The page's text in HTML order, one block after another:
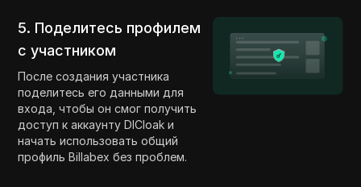
5. Поделитесь профилем
с участником
После создания участника
поделитесь его данными для
входа, чтобы он смог получить
доступ к аккаунту DICloak и
начать использовать общий
профиль Billabex без проблем.